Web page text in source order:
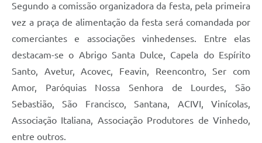
Segundo a comissão organizadora da festa, pela primeira
vez a praça de alimentação da festa será comandada por
comerciantes e associações vinhedenses. Entre elas
destacam-se o Abrigo Santa Dulce, Capela do Espírito
Santo, Avetur, Acovec, Feavin, Reencontro, Ser com
Amor, Paróquias Nossa Senhora de Lourdes, São
Sebastião, São Francisco, Santana, ACIVI, Vinícolas,
Associação Italiana, Associação Produtores de Vinhedo,
entre outros.